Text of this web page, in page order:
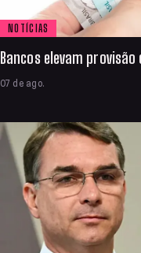
NOTÍCIAS
Bancos elevam
07 de ago.